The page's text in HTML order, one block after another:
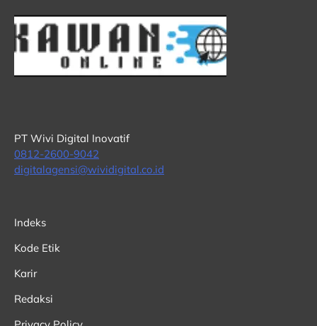
PT Wivi Digital Inovatif
0812-2600-9042
digitalagensi@wividigital.co.id
Indeks
Kode Etik
Karir
Redaksi